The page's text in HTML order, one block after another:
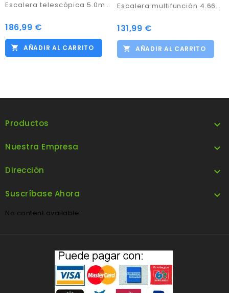
Escalera telescópica 5.0mtrs. A-Type.
Precio
186,99 €
AÑADIR AL CARRITO
Escalera multifunción 4.66mtrs, con 2 plataformas de andamio
Precio
131,99 €
AÑADIR AL CARRITO
Productos 
Nuestra Empresa 
Dirección 
Suscríbase Ahora 
No content available.